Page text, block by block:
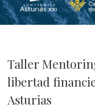
Taller
libertad
Asturias